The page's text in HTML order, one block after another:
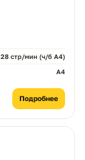
28 стр/мин (ч/б A4)
A4
Подробнее